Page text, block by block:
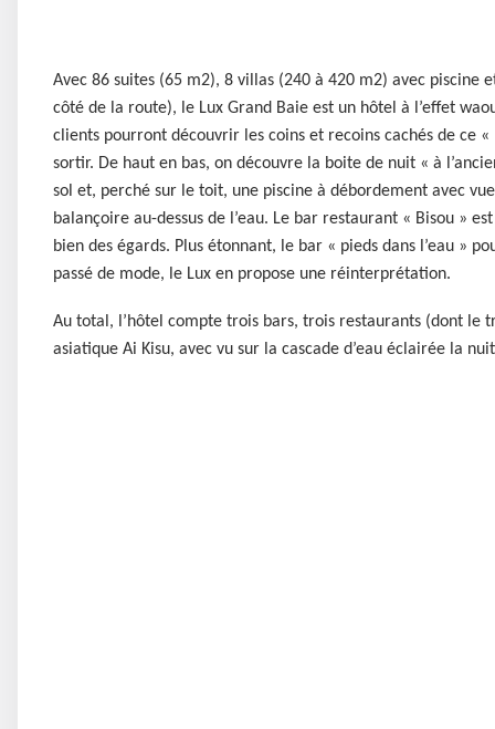
Avec 86 suites (65 m2), 8 villas (240 à 420 m2) avec piscine
côté de la route), le Lux Grand Baie est un hôtel à l’effet
clients pourront découvrir les coins et recoins cachés de ce
sortir. De haut en bas, on découvre la boite de nuit « à
sol et, perché sur le toit, une piscine à débordement avec
balançoire au-dessus de l’eau. Le bar restaurant « Bisou »
bien des égards. Plus étonnant, le bar « pieds dans l’eau »
passé de mode, le Lux en propose une réinterprétation.
Au total, l’hôtel compte trois bars, trois restaurants (dont le
asiatique Ai Kisu, avec vu sur la cascade d’eau éclairée la